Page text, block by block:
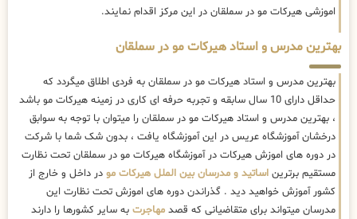
اموزشی هیرکات مو در سملقان در این مرکز اقدام نمایند.
بهترین مدرس و استاد هیرکات مو در سملقان
بهترین مدرس و استاد هیرکات مو در سملقان به فردی اطلاق میگردد که
حداقل دارای 10 سال سابقه و تجربه حرفه ای کاری در زمینه هیرکات مو باشد
، بهترین مدرس و استاد هیرکات مو در سملقان را میتوان با توجه به سوابق
درخشان آموزشگاه عریس در این آموزشگاه یافت ، بدون شک شما با شرکت
در دوره های اموزش هیرکات در آموزشگاه هیرکات مو در سملقان تحت نظارت
مستقیم برترین اساتید و مدرسان بین الملل هیرکات مو در داخل و خارج از
کشور آموزش خواهید دید . گذراندن دوره های اموزش تحت نظارت این
مدرسان میتواند برای متقاضیانی که قصد مهاجرت به سایر کشورها را دارند